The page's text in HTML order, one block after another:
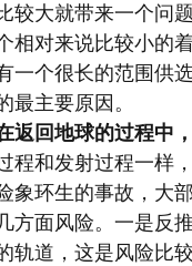
大就带来一个问题
相对来说比较小的
一个很长的范围供
最主要原因。
返回地球的过程中
程和发射过程一样
象环生的事故，大
面风险。一是反推
轨道，这是风险比